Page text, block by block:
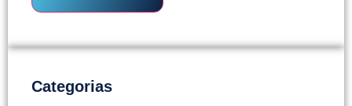
Categorias